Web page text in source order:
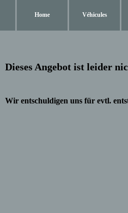
Home Véhicules
Dieses Angebot ist leider
Wir entschuldigen uns für evtl.